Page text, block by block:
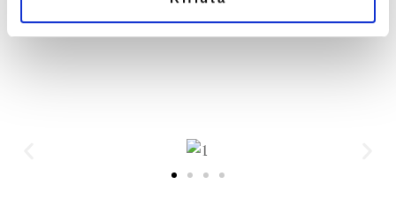
Email:business@mariucciaeventi.it